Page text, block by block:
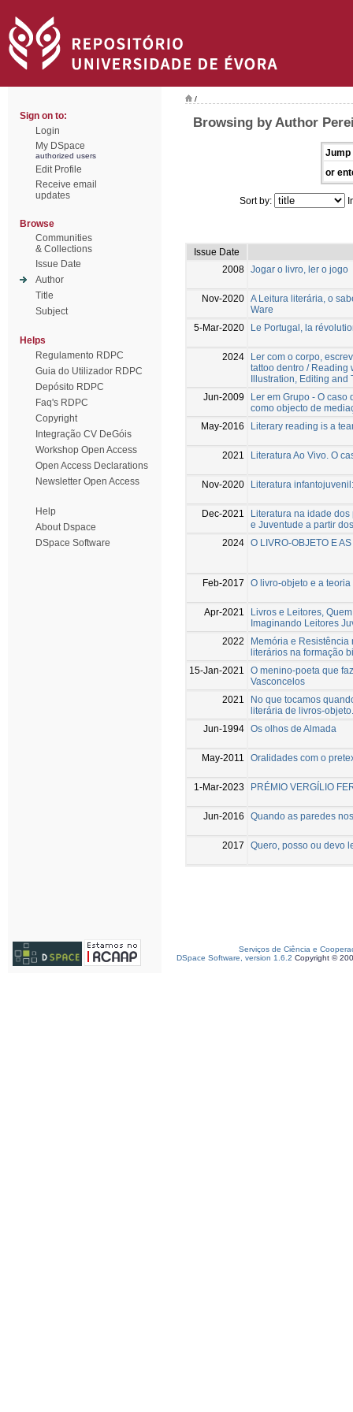
Sign on to:
Login
My DSpace
authorized users
Edit Profile
Receive email
updates
Browse
Communities
& Collections
Issue Date
Author
Title
Subject
Helps
Regulamento RDPC
Guia do Utilizador RDPC
Depósito RDPC
Faq's RDPC
Copyright
Integração CV DeGóis
Workshop Open Access
Open Access Declarations
Newsletter Open Access
Help
About Dspace
DSpace Software
/
Browsing by Author
Jump
or
Sort by:
Issue Date
2008 Jogar o livro, ler o jogo
Nov-2020 A Leitura literária, o
Ware
5-Mar-2020
Le Portugal, la
2024
Ler com o corpo,
tattoo dentro / Reading
Illustration, Editing and
Jun-2009
Ler em Grupo - O
como objecto de
May-2016
Literary reading is a
2021 Literatura Ao Vivo. O
Nov-2020 Literatura
Dec-2021
Literatura na idade
e Juventude a partir
2024 O LIVRO-OBJETO E
Feb-2017 O livro-objeto e a
Apr-2021
Livros e Leitores,
Imaginando Leitores
2022
Memória e
literários na formação
15-Jan-2021
O menino-poeta que
Vasconcelos
2021
No que tocamos
literária de livros-objeto.
Jun-1994 Os olhos de Almada
May-2011 Oralidades com o
1-Mar-2023 PRÉMIO VERGÍLIO
Jun-2016 Quando as paredes
2017 Quero, posso ou devo
Serviços de Ciência e
DSpace Software, version 1.6.2 Copyright ©